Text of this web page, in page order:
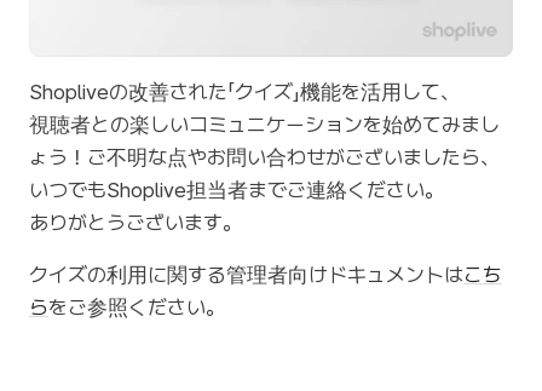
Shopliveの改善された「クイズ」機能を活用して、
視聴者との楽しいコミュニケーションを始めてみまし
ょう！ご不明な点やお問い合わせがございましたら、
いつでもShoplive担当者までご連絡ください。
ありがとうございます。
クイズの利用に関する管理者向けドキュメントはこち
らをご参照ください。